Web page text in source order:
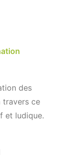
des
travers ce
et ludique.